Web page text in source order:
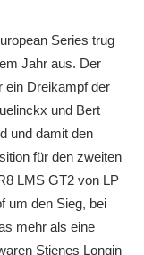
Series trug
Jahr aus. Der
ein Dreikampf der
und Bert
und damit den
für den zweiten
LMS GT2 von LP
um den Sieg, bei
mehr als eine
Stienes Longin